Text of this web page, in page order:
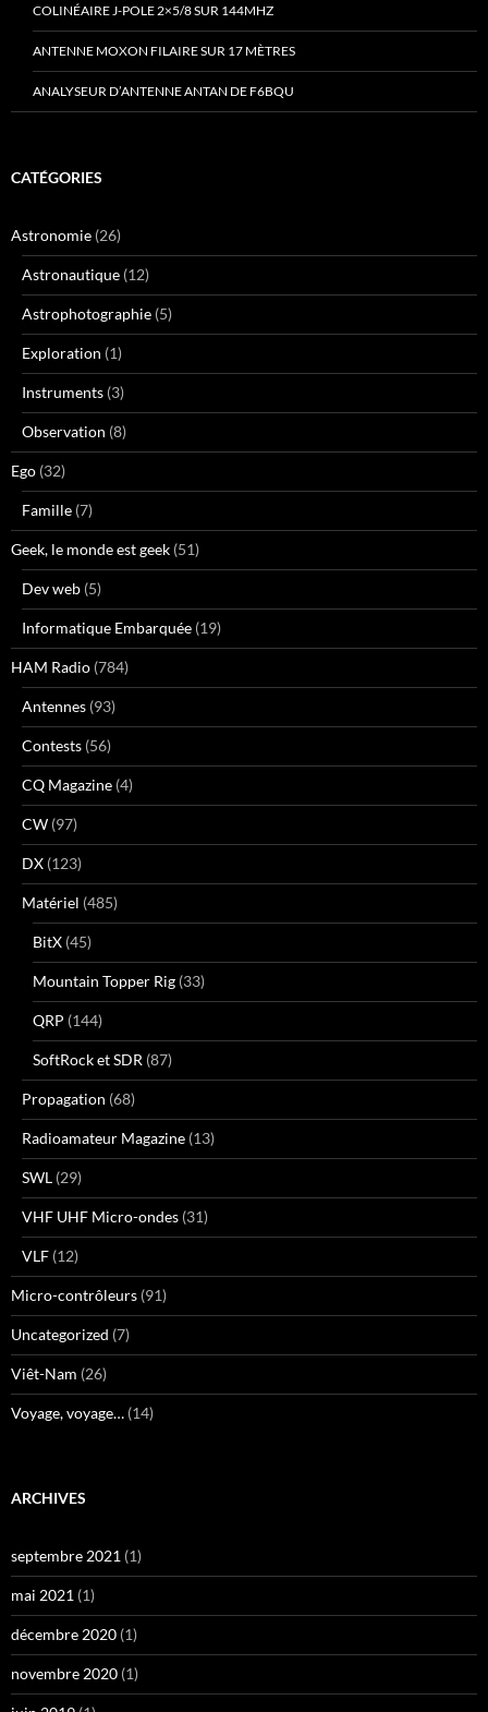
COLINÉAIRE J-POLE 2×5/8 SUR 144MHZ
ANTENNE MOXON FILAIRE SUR 17 MÈTRES
ANALYSEUR D’ANTENNE ANTAN DE F6BQU
CATÉGORIES
Astronomie (26)
Astronautique (12)
Astrophotographie (5)
Exploration (1)
Instruments (3)
Observation (8)
Ego (32)
Famille (7)
Geek, le monde est geek (51)
Dev web (5)
Informatique Embarquée (19)
HAM Radio (784)
Antennes (93)
Contests (56)
CQ Magazine (4)
CW (97)
DX (123)
Matériel (485)
BitX (45)
Mountain Topper Rig (33)
QRP (144)
SoftRock et SDR (87)
Propagation (68)
Radioamateur Magazine (13)
SWL (29)
VHF UHF Micro-ondes (31)
VLF (12)
Micro-contrôleurs (91)
Uncategorized (7)
Viêt-Nam (26)
Voyage, voyage… (14)
ARCHIVES
septembre 2021 (1)
mai 2021 (1)
décembre 2020 (1)
novembre 2020 (1)